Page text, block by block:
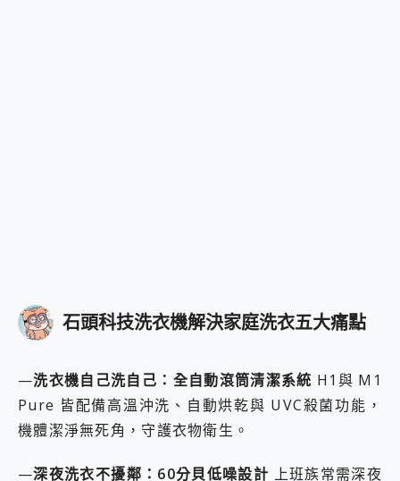
石頭科技洗衣機解決家庭洗衣五大痛點
—洗衣機自己洗自己：全自動滾筒清潔系統 H1與 M1
Pure 皆配備高溫沖洗、自動烘乾與 UVC殺菌功能，
機體潔淨無死角，守護衣物衛生。
—深夜洗衣不擾鄰：60分貝低噪設計 上班族常需深夜